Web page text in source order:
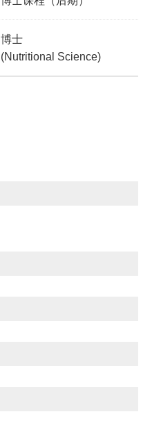
博士
(Nutritional Science)